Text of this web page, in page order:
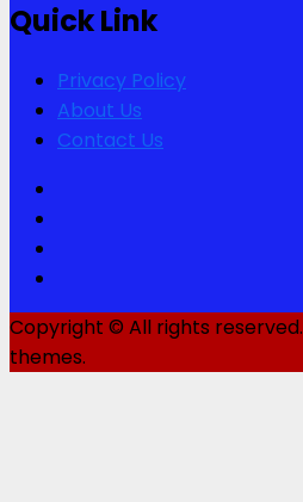
Quick Link
Privacy Policy
About Us
Contact Us
Copyright © All rights reserved.
themes.